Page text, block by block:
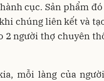
cục. Sản phẩm
chúng liên kết và
2 người thợ chuyên
mỗi làng của